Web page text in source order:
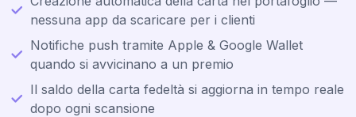
nessuna app da scaricare per i clienti
Notifiche push tramite Apple & Google Wallet
quando si avvicinano a un premio
Il saldo della carta fedeltà si aggiorna in tempo reale
dopo ogni scansione